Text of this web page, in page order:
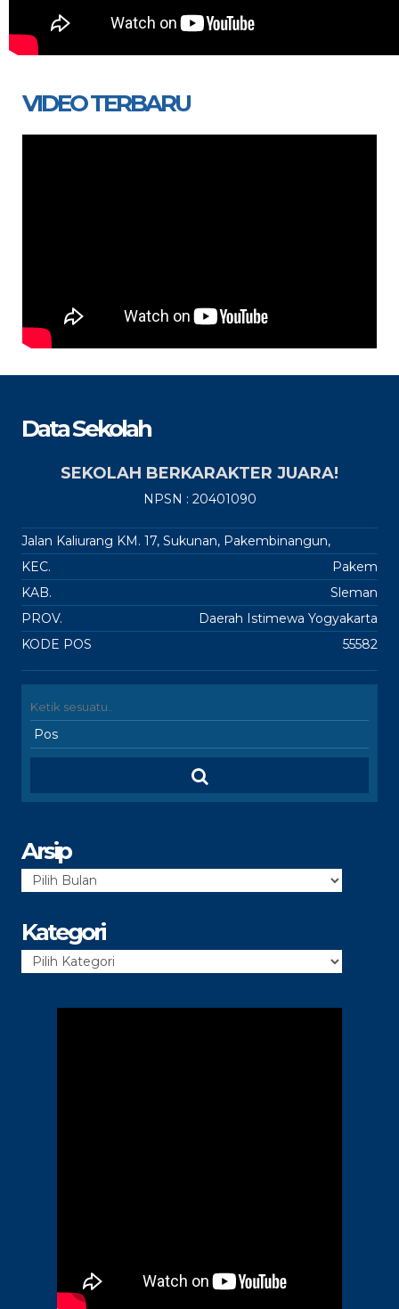
VIDEO TERBARU
Data Sekolah
SEKOLAH BERKARAKTER JUARA!
NPSN : 20401090
Jalan Kaliurang KM. 17, Sukunan, Pakembinangun,
KEC.
Pakem
KAB.
Sleman
PROV.
Daerah Istimewa Yogyakarta
KODE POS
55582
Arsip
Arsip
Kategori
Kategori